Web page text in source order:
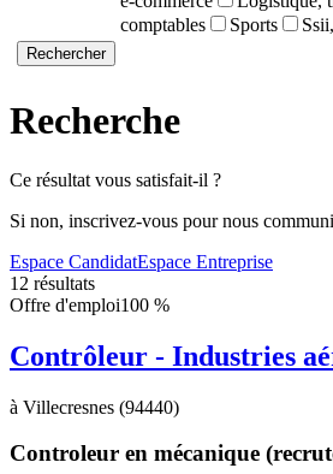
comptables
Sports
Recherche
Ce résultat vous satisfait-il ?
Si non, inscrivez-vous pour nous
Espace CandidatEspace Entreprise
12 résultats
Offre d'emploi100 %
Contrôleur - Industries
à Villecresnes (94440)
Controleur en mécanique